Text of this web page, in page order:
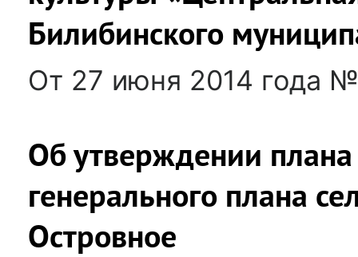
Билибинского
От 27 июня 2014 года
Об утверждении
генерального плана
Островное